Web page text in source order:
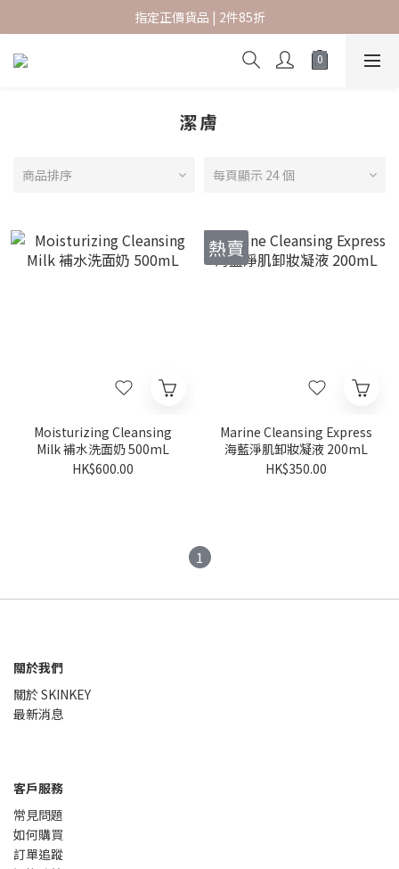
指定正價貨品 | 2件85折
指定正價貨品 | 2件85折
香港本地訂單滿 $600 免運費
指定正價貨品 | 2件85折
潔膚
商品排序 每頁顯示 24 個
Moisturizing Cleansing
Milk 補水洗面奶 500mL
HK$600.00
熱賣
Marine Cleansing Express
海藍淨肌卸妝凝液 200mL
HK$350.00
1
關於我們
關於 SKINKEY
最新消息
客戶服務
常見問題
如何購買
訂單追蹤